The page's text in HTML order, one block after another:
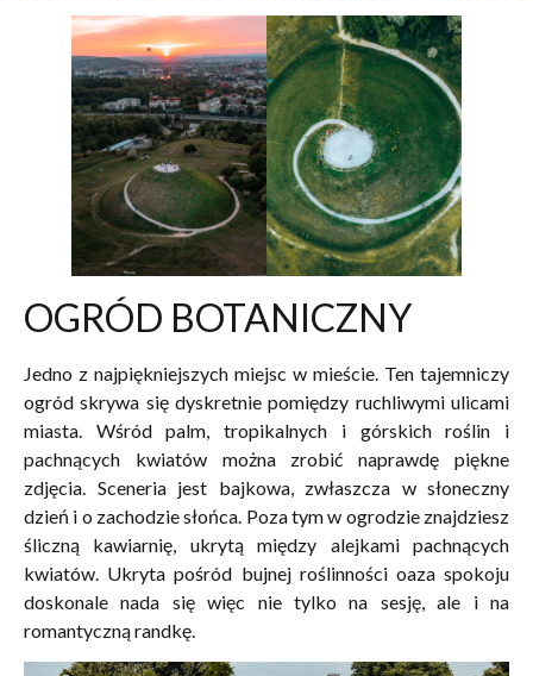
OGRÓD BOTANICZNY
Jedno z najpiękniejszych miejsc w mieście. Ten tajemniczy
ogród skrywa się dyskretnie pomiędzy ruchliwymi ulicami
miasta. Wśród palm, tropikalnych i górskich roślin i
pachnących kwiatów można zrobić naprawdę piękne
zdjęcia. Sceneria jest bajkowa, zwłaszcza w słoneczny
dzień i o zachodzie słońca. Poza tym w ogrodzie znajdziesz
śliczną kawiarnię, ukrytą między alejkami pachnących
kwiatów. Ukryta pośród bujnej roślinności oaza spokoju
doskonale nada się więc nie tylko na sesję, ale i na
romantyczną randkę.